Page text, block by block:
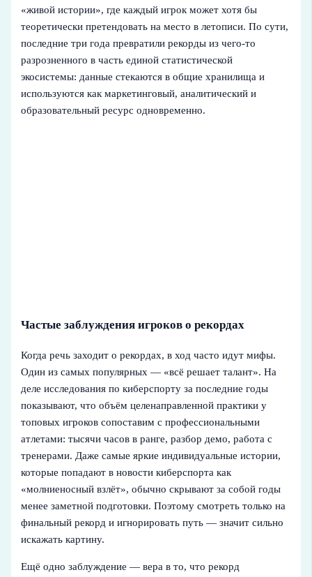
«живой истории», где каждый игрок может хотя бы
теоретически претендовать на место в летописи. По сути,
последние три года превратили рекорды из чего‑то
разрозненного в часть единой статистической
экосистемы: данные стекаются в общие хранилища и
используются как маркетинговый, аналитический и
образовательный ресурс одновременно.
Частые заблуждения игроков о рекордах
Когда речь заходит о рекордах, в ход часто идут мифы.
Один из самых популярных — «всё решает талант». На
деле исследования по киберспорту за последние годы
показывают, что объём целенаправленной практики у
топовых игроков сопоставим с профессиональными
атлетами: тысячи часов в ранге, разбор демо, работа с
тренерами. Даже самые яркие индивидуальные истории,
которые попадают в новости киберспорта как
«молниеносный взлёт», обычно скрывают за собой годы
менее заметной подготовки. Поэтому смотреть только на
финальный рекорд и игнорировать путь — значит сильно
искажать картину.
Ещё одно заблуждение — вера в то, что рекорд